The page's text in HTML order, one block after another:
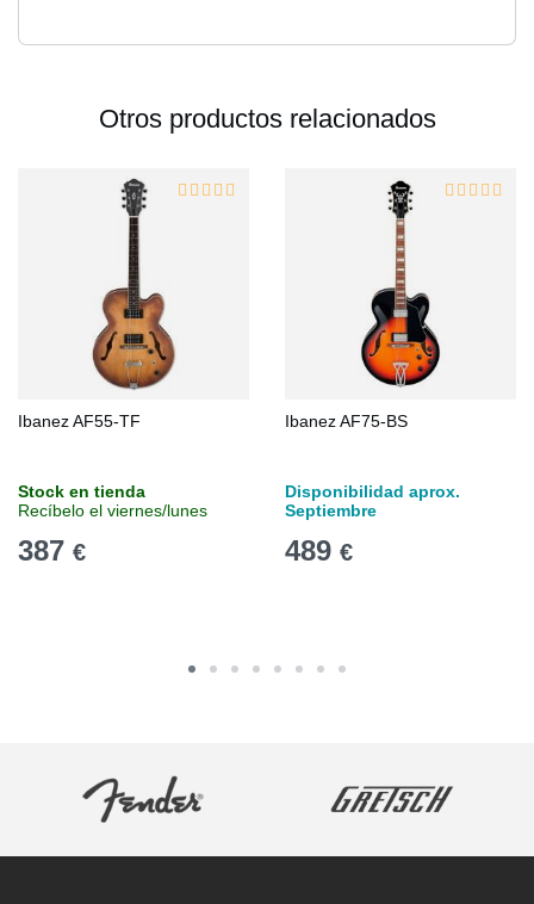
Otros productos relacionados
Ibanez AF55-TF
Stock en tienda
Recíbelo el viernes/lunes
387 €
Ibanez AF75-BS
Disponibilidad aprox.
Septiembre
489 €